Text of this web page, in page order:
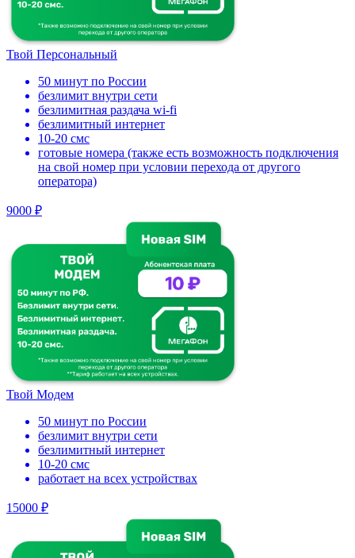
Твой Персональный
50 минут по России
безлимит внутри сети
безлимитная раздача wi-fi
безлимитный интернет
10-20 смс
готовые номера (также есть возможность подключения
на свой номер при условии перехода от другого
оператора)
9000 ₽
Твой Модем
50 минут по России
безлимит внутри сети
безлимитный интернет
10-20 смс
работает на всех устройствах
15000 ₽